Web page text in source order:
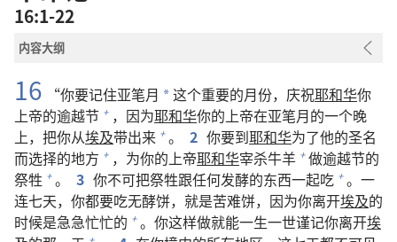
16:1-22
内容大纲
16 “你要记住亚笔月 *这个重要的月份，庆祝耶和华你
上帝的逾越节 + ，因为耶和华你的上帝在亚笔月的一个晚
上，把你从埃及带出来 + 。 2 你要到耶和华为了他的圣名
而选择的地方 + ，为你的上帝耶和华宰杀牛羊 + 做逾越节的
祭牲 + 。 3 你不可把祭牲跟任何发酵的东西一起吃 + 。一
连七天，你都要吃无酵饼，就是苦难饼，因为你离开埃及的
时候是急急忙忙的 + 。你这样做就能一生一世谨记你离开埃